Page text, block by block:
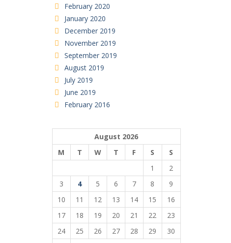
February 2020
January 2020
December 2019
November 2019
September 2019
August 2019
July 2019
June 2019
February 2016
August 2026
M
T W T F S
S
1
2
3
4 5 6 7 8
9
10
11 12 13 14 15
16
17
18 19 20 21 22
23
24
25 26 27 28 29
30